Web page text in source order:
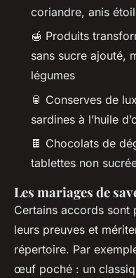
coriandre, anis
🍯 Produits
sans sucre ajouté,
légumes
🥫 Conserves de
sardines à l’huile
🍫 Chocolats de
tablettes non
Les mariages de
Certains accords sont
leurs preuves et
répertoire. Par
œuf poché : un